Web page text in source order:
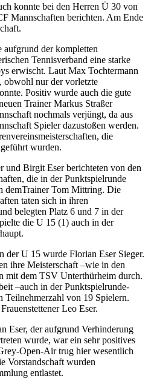
konnte bei den Herren Ü 30 von
Mannschaften berichten. Am Ende
aufgrund der kompletten
Tennisverband eine starke
erwischt. Laut Max Tochtermann
obwohl nur der vorletzte
Positiv wurde auch die gute
Trainer Markus Straßer
nochmals verjüngt, da aus
Spielerdazustoßen werden.
die
wurden.
und Birgit Eserberichteten von den
, die in der Punktspielrunde
demTrainer Tom Mittring. Die
taten sich in ihren
belegten Platz 6 und 7 in der
die U 15 (1) auch in der
der U 15 wurde Florian Eser Sieger.
ihre Meisterschaft –wie in den
mit dem TSV Unterthürheim durch.
–auch in der Punktspielrunde-
Teilnehmerzahl von 19 Spielern.
FrauenstettenerLeo Eser.
Eser, der aufgrund Verhinderung
wurde, warein sehrpositives
Open-Air trug hier wesentlich
Vorstandschaft wurden
entlastet.